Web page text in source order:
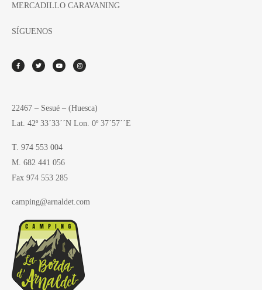
MERCADILLO CARAVANING
SÍGUENOS
22467 – Sesué – (Huesca)
Lat. 42º 33´33´´N Lon. 0º 37´57´´E
T. 974 553 004
M. 682 441 056
Fax 974 553 285
camping@arnaldet.com